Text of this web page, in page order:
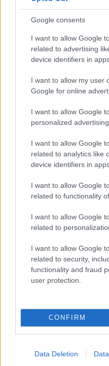
Google consents
I want to allow Google
related to advertising
device identifiers in
I want to allow my user
Google for online
I want to allow Google
personalized advertising.
I want to allow Google
related to analytics like
device identifiers in
I want to allow Google
related to functionality
I want to allow Google
related to
I want to allow Google
related to security,
functionality and fraud
user protection.
CONFIRM
Data Deletion
felhasználó
figyelemmel
algoritmusa,
minden
tudni fog.
Egy különleges
alijázó érkezett